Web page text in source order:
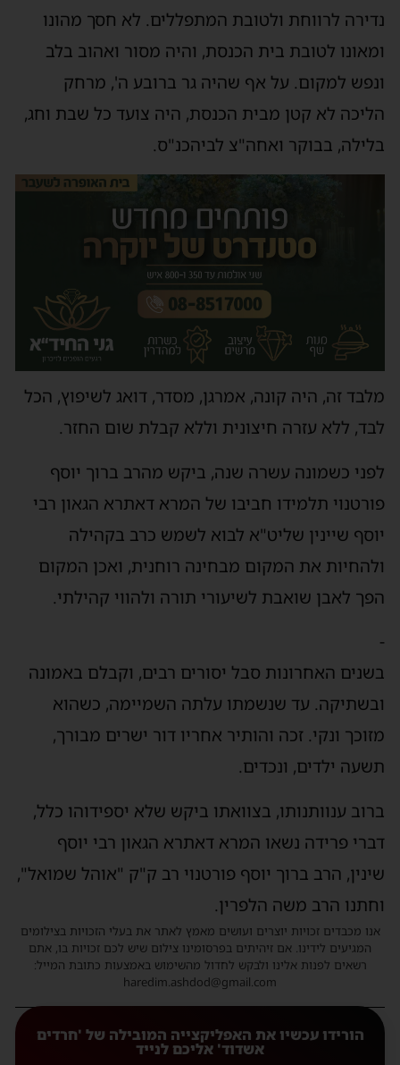
נדירה לרווחת ולטובת המתפללים. לא חסך מהונו
ומאונו לטובת בית הכנסת, והיה מסור ואהוב בלב
ונפש למקום. על אף שהיה גר ברובע ה', מרחק
הליכה לא קטן מבית הכנסת, היה צועד כל שבת וחג,
בלילה, בבוקר ואחה"צ לביהכנ"ס.
מלבד זה, היה קונה, אמרגן, מסדר, דואג לשיפוץ, הכל
לבד, ללא עזרה חיצונית וללא קבלת שום החזר.
לפני כשמונה עשרה שנה, ביקש מהרב ברוך יוסף
פורטנוי תלמידו חביבו של המרא דאתרא הגאון רבי
יוסף שיינין שליט"א לבוא לשמש כרב בקהילה
ולהחיות את המקום מבחינה רוחנית, ואכן המקום
הפך לאבן שואבת לשיעורי תורה ולהווי קהילתי.
-
בשנים האחרונות סבל יסורים רבים, וקבלם באמונה
ובשתיקה. עד שנשמתו עלתה השמיימה, כשהוא
מזוכך ונקי. זכה והותיר אחריו דור ישרים מבורך,
תשעה ילדים, ונכדים.
ברוב ענוותנותו, בצוואתו ביקש שלא יספידוהו כלל,
דברי פרידה נשאו המרא דאתרא הגאון רבי יוסף
שינין, הרב ברוך יוסף פורטנוי רב ק"ק "אוהל שמואל",
וחתנו הרב משה הלפרין.
אנו מכבדים זכויות יוצרים ועושים מאמץ לאתר את בעלי הזכויות בצילומים
המגיעים לידינו. אם זיהיתים בפרסומינו צילום שיש לכם זכויות בו, אתם
רשאים לפנות אלינו ולבקש לחדול מהשימוש באמצעות כתובת המייל:
haredim.ashdod@gmail.com
הורידו עכשיו את האפליקצייה המובילה של 'חרדים
אשדוד' אליכם לנייד